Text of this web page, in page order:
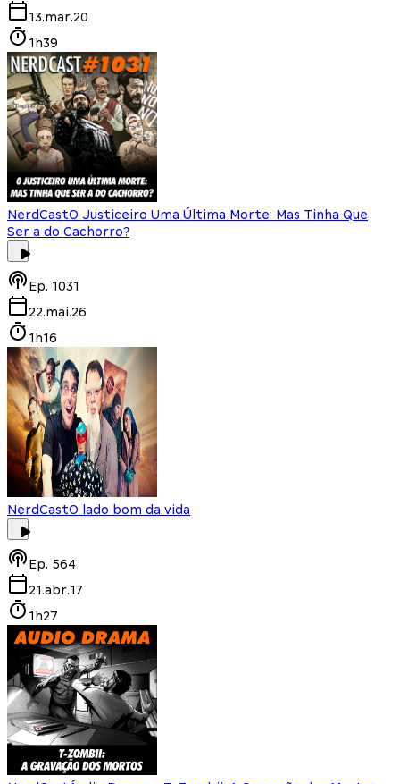
13.mar.20
1h39
NerdCastO Justiceiro Uma Última Morte: Mas Tinha Que
Ser a do Cachorro?
Ep. 1031
22.mai.26
1h16
NerdCastO lado bom da vida
Ep. 564
21.abr.17
1h27